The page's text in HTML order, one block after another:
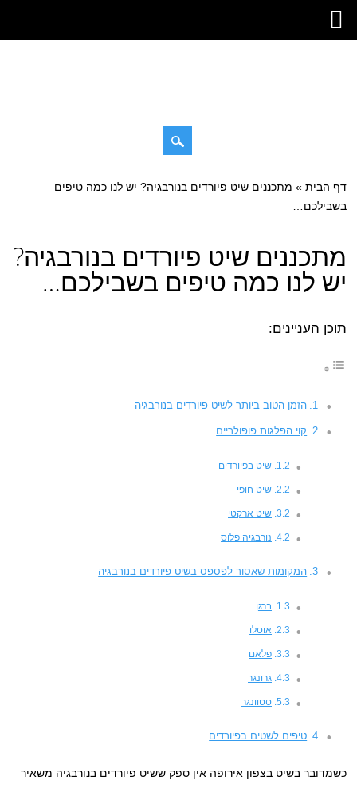
Main menu
Skip
to
דף הבית » מתכננים שיט פיורדים בנורבגיה? יש לנו כמה טיפים
בשבילכם…
מתכננים שיט פיורדים בנורבגיה?
יש לנו כמה טיפים בשבילכם…
תוכן העניינים:
הזמן הטוב ביותר לשיט פיורדים בנורבגיה
קוי הפלגות פופולריים
שיט בפיורדים
שיט חופי
שיט ארקטי
נורבגיה פלוס
המקומות שאסור לפספס בשיט פיורדים בנורבגיה
ברגן
אוסלו
פלאם
גרונגר
סטוונגר
טיפים לשטים בפיורדים
כשמדובר בשיט בצפון אירופה אין ספק ששיט פיורדים בנורבגיה משאיר